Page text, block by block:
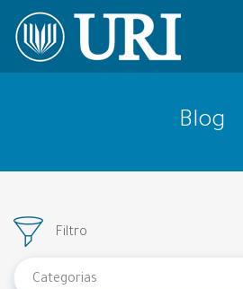
Blog
Filtro